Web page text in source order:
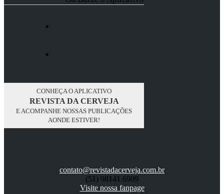
CONHEÇA O APLICATIVO
REVISTA DA CERVEJA
E ACOMPANHE NOSSAS PUBLICAÇÕES
AONDE ESTIVER!
contato@revistadacerveja.com.br
(51) 98141.6909
Visite nossa fanpage